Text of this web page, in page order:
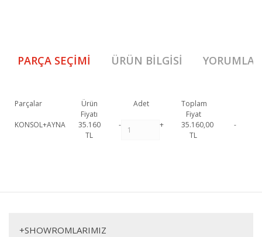
PARÇA SEÇIMI ÜRÜN BILGISI YORUMLAR
Parçalar
Ürün
Fiyatı
Adet
Toplam
Fiyat
KONSOL+AYNA
35.160
TL
- +
35.160,00
TL
-
Baha Konsol
+SHOWROMLARIMIZ